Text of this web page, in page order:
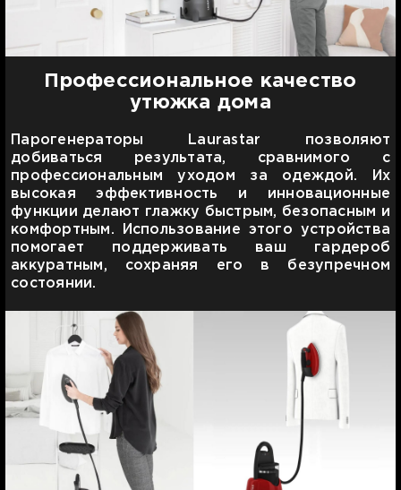
Профессиональное качество
утюжка дома
Парогенераторы Laurastar позволяют
добиваться результата, сравнимого с
профессиональным уходом за одеждой. Их
высокая эффективность и инновационные
функции делают глажку быстрым, безопасным и
комфортным. Использование этого устройства
помогает поддерживать ваш гардероб
аккуратным, сохраняя его в безупречном
состоянии.